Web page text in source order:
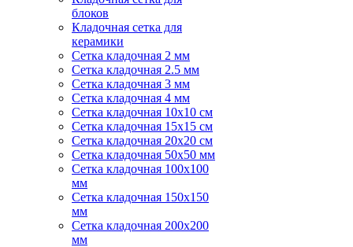
блоков
Кладочная сетка для
керамики
Сетка кладочная 2 мм
Сетка кладочная 2.5 мм
Сетка кладочная 3 мм
Сетка кладочная 4 мм
Сетка кладочная 10x10 см
Сетка кладочная 15x15 см
Сетка кладочная 20x20 см
Сетка кладочная 50x50 мм
Сетка кладочная 100x100
мм
Сетка кладочная 150x150
мм
Сетка кладочная 200x200
мм